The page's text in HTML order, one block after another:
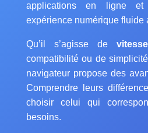
applications en ligne et
expérience numérique fluide
Qu’il s’agisse de vitesse
compatibilité ou de
navigateur propose des
Comprendre leurs
choisir celui qui
besoins.